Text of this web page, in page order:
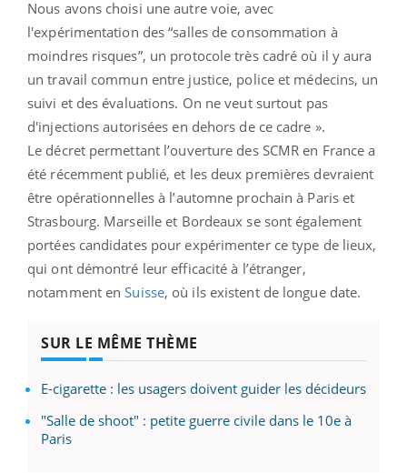
Nous avons choisi une autre voie, avec
l'expérimentation des “salles de consommation à
moindres risques”, un protocole très cadré où il y aura
un travail commun entre justice, police et médecins, un
suivi et des évaluations. On ne veut surtout pas
d'injections autorisées en dehors de ce cadre ».
Le décret permettant l’ouverture des SCMR en France a
été récemment publié, et les deux premières devraient
être opérationnelles à l’automne prochain à Paris et
Strasbourg. Marseille et Bordeaux se sont également
portées candidates pour expérimenter ce type de lieux,
qui ont démontré leur efficacité à l’étranger,
notamment enSuisse, où ils existent de longue date.
SUR LE MÊME THÈME
E-cigarette : les usagers doivent guider les décideurs
"Salle de shoot" : petite guerre civile dans le 10e à
Paris